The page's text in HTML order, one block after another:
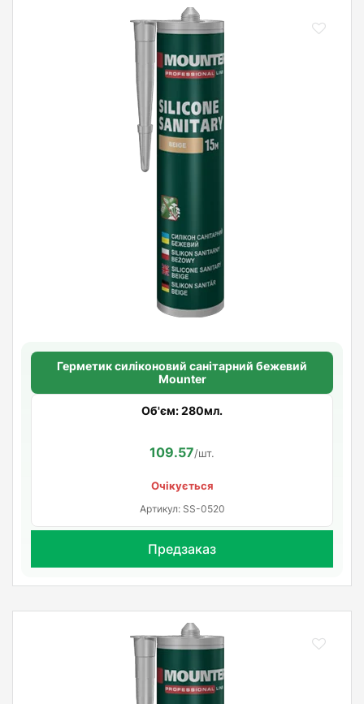
Герметик силіконовий санітарний бежевий
Mounter
Об'єм: 280мл.
109.57/шт.
Очікується
Артикул: SS-0520
Предзаказ